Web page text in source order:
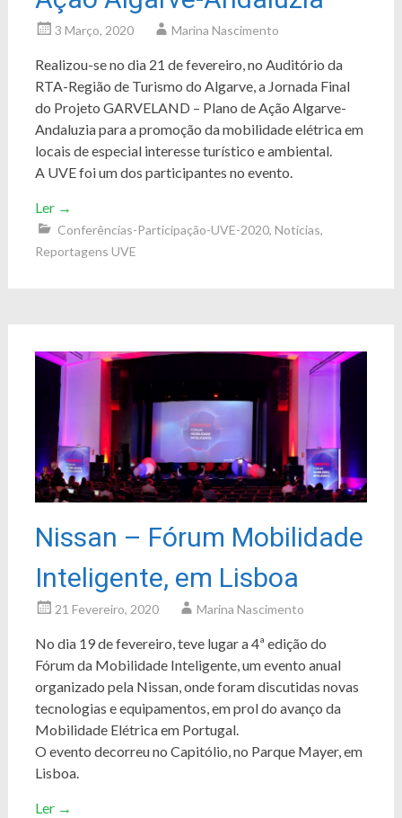
3 Março, 2020 Marina Nascimento
Realizou-se no dia 21 de fevereiro, no Auditório da
RTA-Região de Turismo do Algarve, a Jornada Final
do Projeto GARVELAND – Plano de Ação Algarve-
Andaluzia para a promoção da mobilidade elétrica em
locais de especial interesse turístico e ambiental.
A UVE foi um dos participantes no evento.
Ler →
Conferências-Participação-UVE-2020, Notícias,
Reportagens UVE
Nissan – Fórum Mobilidade
Inteligente, em Lisboa
21 Fevereiro, 2020 Marina Nascimento
No dia 19 de fevereiro, teve lugar a 4ª edição do
Fórum da Mobilidade Inteligente, um evento anual
organizado pela Nissan, onde foram discutidas novas
tecnologias e equipamentos, em prol do avanço da
Mobilidade Elétrica em Portugal.
O evento decorreu no Capitólio, no Parque Mayer, em
Lisboa.
Ler →